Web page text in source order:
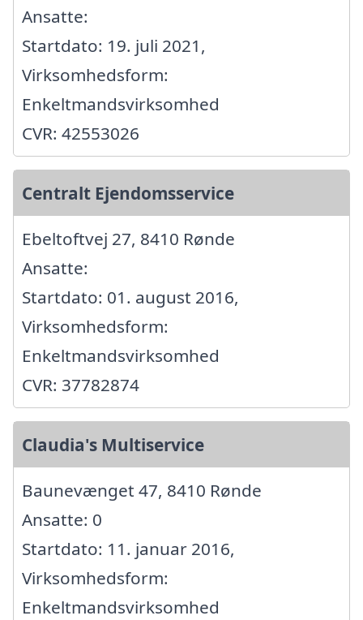
Ansatte:
Startdato: 19. juli 2021,
Virksomhedsform:
Enkeltmandsvirksomhed
CVR: 42553026
Centralt Ejendomsservice
Ebeltoftvej 27, 8410 Rønde
Ansatte:
Startdato: 01. august 2016,
Virksomhedsform:
Enkeltmandsvirksomhed
CVR: 37782874
Claudia's Multiservice
Baunevænget 47, 8410 Rønde
Ansatte: 0
Startdato: 11. januar 2016,
Virksomhedsform:
Enkeltmandsvirksomhed